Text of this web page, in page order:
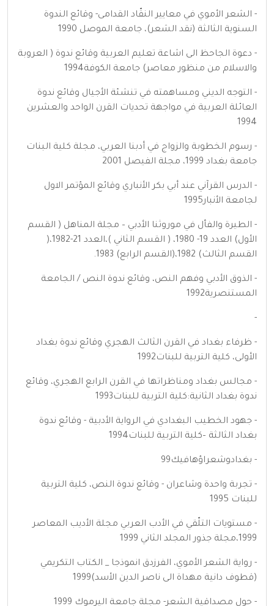
- الشعر الأموي في معايير النقّاد القدامى- وقائع الندوة
السنوية الثالثة (نقد الشعر)، جامعة الموصل 1990
- دعوة الجاحظ الى اشاعة تعليم العربية وقائع ندوة ( العروبة
والاسلام من منظور معاصر) جامعة الكوفة1994
- التوجه الديني ومساهمته في تنشئة الأجيال وقائع ندوة
العائلة العربية في مواجهة تحديات القرن الواحد والعشرين
1994
- رسوم الخطوبة والزواج في أدبنا العربي، مجلة كلية البنات
جامعة بغداد 1999، مجلة الفيصل 2001
- الدرس القرآني عند أبي بكر الأنباري وقائع المؤتمر الاول
لجامعة الأنبار1995
- الطيرة والفأل في موروثنا الأدبي – مجلة المناهل ( القسم
الأول) العدد 19- 1980، ( القسم الثاني )،العدد 21-1982،(
القسم الثالث) 1982،(القسم الرابع) 1983.
- الذوق الأدبي وفهم النص، وقائع ندوة النص / الجامعة
المستنصرية1992
-
- ظرفاء بغداد في القرن الثالث الهجري وقائع ندوة بغداد
الأولى، كلية التربية للبنات1992
- مجالس بغداد ومناظراتها في القرن الرابع الهجري، وقائع
ندوة بغداد الثانية:كلية التربية للبنات1993
- جهود الخطيب البغدادي في الرواية الأدبية - وقائع ندوة
بغداد الثالثة –كلية التربية للبنات1994
- بغدادوشعراؤهافيك99
- تجربة واحدة وشاعران - وقائع ندوة النص، كلية التربية
للبنات 1995
- مستويات التلّقي في الأدب العربي مجلة الأديب المعاصر
1999،مجلة جذور المجلد الثاني 1999
- رواية الشعر الأموي، الفرزدق انموذجا _ الكتاب التكريمي
(قطوف دانية مهداة الى ناصر الدين الأسد)1999
- حول مصداقية الشعر- مجلة جامعة اليرموك 1999